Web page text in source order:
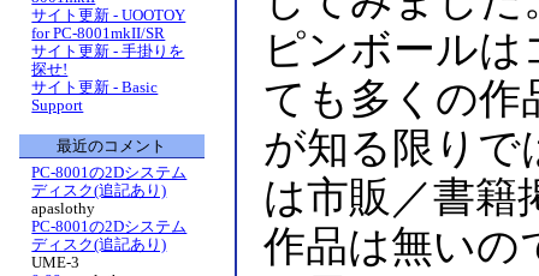
ピンボール
ても多くの作
が知る限りで
は市販／書籍
作品は無いの
サイト更新 - UOOTOY
for PC-8001mkII/SR
サイト更新 - 手掛りを
探せ!
サイト更新 - Basic
Support
最近のコメント
PC-8001の2Dシステム
ディスク(追記あり)
apaslothy
PC-8001の2Dシステム
ディスク(追記あり)
UME-3